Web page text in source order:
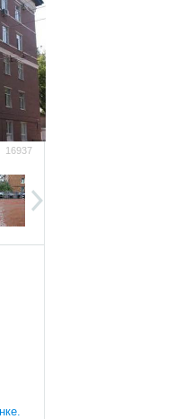
16937